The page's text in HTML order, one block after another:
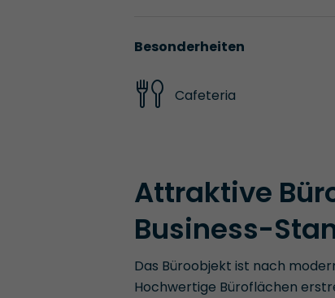
Besonderheiten
Cafeteria
Attraktive
Business-
Das Büroobjekt ist nach
Hochwertige Büroflächen